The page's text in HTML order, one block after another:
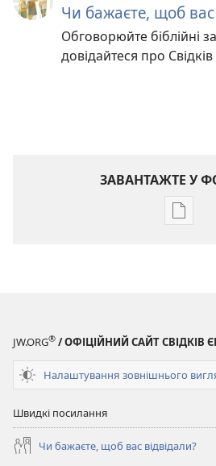
Чи бажаєте, щоб вас
Обговорюйте біблійні
довідайтеся про
ЗАВАНТАЖТЕ У
JW.ORG® / ОФІЦІЙНИЙ САЙТ СВІДКІВ
Налаштування зовнішнього
Швидкі посилання
Чи бажаєте, щоб вас відвідали?